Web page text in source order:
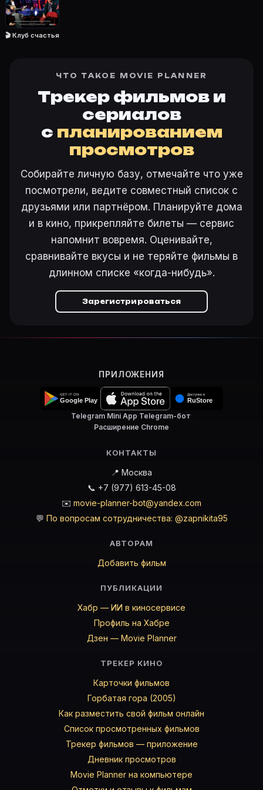
Откройте «Клуб Микки Мауса (2006)» на Movie
Интересные факты о фильмах·Как вести watchlist
Другие карточки: Горбатая гора (2005)·
Войти в кабинет
— сохранить «Клуб Микки Мауса»
🎬 Клуб счастья
ЧТО ТАКОЕ MOVIE PLANNER
Трекер фильмов и
сериалов
с планированием
просмотров
Собирайте личную базу, отмечайте что уже
посмотрели, ведите совместный список с
друзьями или партнёром. Планируйте дома
и в кино, прикрепляйте билеты — сервис
напомнит вовремя. Оценивайте,
сравнивайте вкусы и не теряйте фильмы в
длинном списке «когда-нибудь».
Зарегистрироваться
ПРИЛОЖЕНИЯ
Telegram Mini App·Telegram-бот·
Расширение Chrome
КОНТАКТЫ
📍 Москва
📞 +7 (977) 613-45-08
✉️ movie-planner-bot@yandex.com
💬 По вопросам сотрудничества: @zapnikita95
АВТОРАМ
Добавить фильм
ПУБЛИКАЦИИ
Хабр — ИИ в киносервисе
Профиль на Хабре
Дзен — Movie Planner
ТРЕКЕР КИНО
Карточки фильмов
Горбатая гора (2005)
Как разместить свой фильм онлайн
Список просмотренных фильмов
Трекер фильмов — приложение
Дневник просмотров
Movie Planner на компьютере